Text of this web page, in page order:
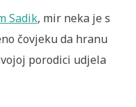
Sadik, mir neka je s
čovjeku da hranu
porodici udjela